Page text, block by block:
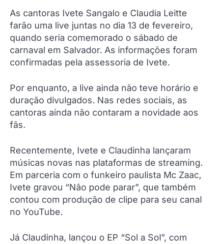
As cantoras Ivete Sangalo e Claudia Leitte
farão uma live juntas no dia 13 de fevereiro,
quando seria comemorado o sábado de
carnaval em Salvador. As informações foram
confirmadas pela assessoria de Ivete.
Por enquanto, a live ainda não teve horário e
duração divulgados. Nas redes sociais, as
cantoras ainda não contaram a novidade aos
fãs.
Recentemente, Ivete e Claudinha lançaram
músicas novas nas plataformas de streaming.
Em parceria com o funkeiro paulista Mc Zaac,
Ivete gravou “Não pode parar”, que também
contou com produção de clipe para seu canal
no YouTube.
Já Claudinha, lançou o EP “Sol a Sol”, com